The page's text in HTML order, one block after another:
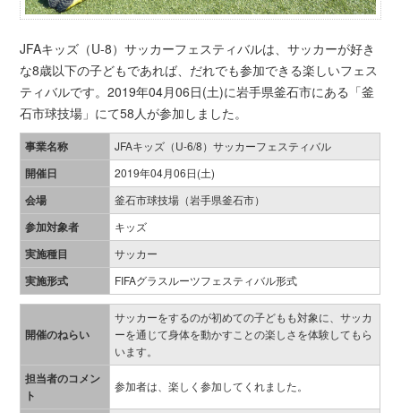
JFAキッズ（U-8）サッカーフェスティバルは、サッカーが好き
な8歳以下の子どもであれば、だれでも参加できる楽しいフェス
ティバルです。2019年04月06日(土)に岩手県釜石市にある「釜
石市球技場」にて58人が参加しました。
事業名称 JFAキッズ（U-6/8）サッカーフェスティバル
開催日 2019年04月06日(土)
会場 釜石市球技場（岩手県釜石市）
参加対象者 キッズ
実施種目 サッカー
実施形式 FIFAグラスルーツフェスティバル形式
開催のねらい
サッカーをするのが初めての子どもも対象に、サッカ
ーを通じて身体を動かすことの楽しさを体験してもら
います。
担当者のコメン
ト
参加者は、楽しく参加してくれました。